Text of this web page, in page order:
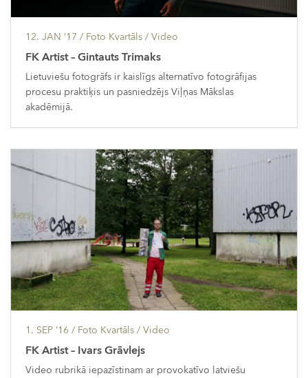
12. JAN ’17 / Foto Kvartāls / Video
FK Artist – Gintauts Trimaks
Lietuviešu fotogrāfs ir kaislīgs alternatīvo fotogrāfijas
procesu praktiķis un pasniedzējs Viļņas Mākslas
akadēmijā.
1. SEP ’16 / Foto Kvartāls / Video
FK Artist – Ivars Grāvlejs
Video rubrikā iepazīstinam ar provokatīvo latviešu